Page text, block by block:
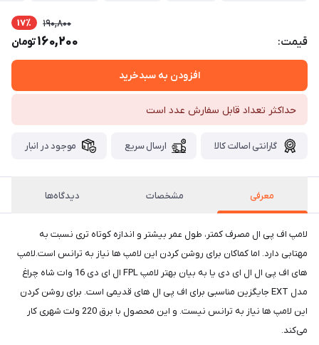
قیمت:
190,800 17٪
160,200تومان
افزودن به سبدخرید
حداکثر تعداد قابل سفارش عدد است
گارانتی اصالت کالا ارسال سریع موجود در انبار
معرفی مشخصات دیدگاه‌ها
لامپ اف پی ال مصرف کمتر، طول عمر بیشتر و اندازه کوتاه تری نسبت به
مهتابی دارد. اما کماکان برای روشن کردن این لامپ ها نیاز به ترانس است.لامپ
های اف پی ال ال ای دی یا به بیان بهتر لامپ FPL ال ای دی 16 وات شاه چراغ
مدل EXT جایگزین مناسبی برای اف پی ال های قدیمی است. برای روشن کردن
این لامپ ها نیاز به ترانس نیست. و این محصول با برق 220 ولت شهری کار
می‌کند.